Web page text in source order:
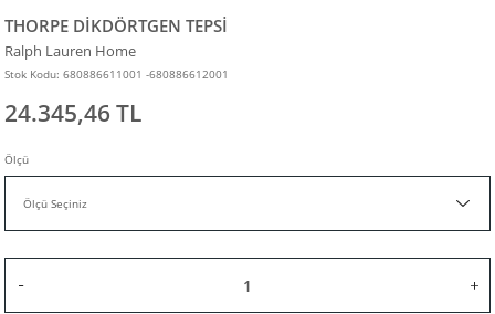
THORPE DİKDÖRTGEN TEPSİ
Ralph Lauren Home
Stok Kodu: 680886611001 -680886612001
24.345,46 TL
Ölçü